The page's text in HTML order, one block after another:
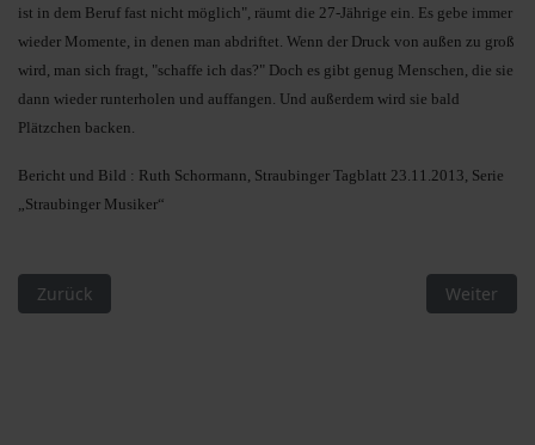
ist in dem Beruf fast nicht möglich", räumt die 27-Jährige ein. Es gebe immer
wieder Momente, in denen man abdriftet. Wenn der Druck von außen zu groß
wird, man sich fragt, "schaffe ich das?" Doch es gibt genug Menschen, die sie
dann wieder runterholen und auffangen. Und außerdem wird sie bald
Plätzchen backen.
Bericht und Bild : Ruth Schormann, Straubinger Tagblatt 23.11.2013, Serie
„Straubinger Musiker“
Vorheriger Beitrag: Johanna Uekermann über politische
Zurück Nächster
Weiter